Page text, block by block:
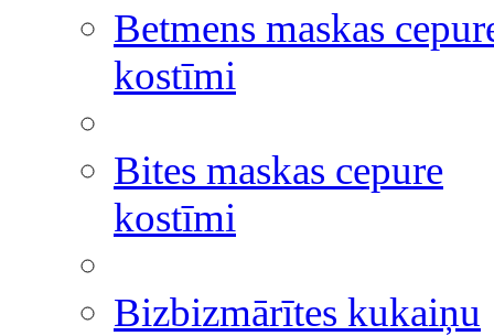
Betmens maskas
kostīmi
Bites maskas cepure
kostīmi
Bizbizmārītes kukaiņu